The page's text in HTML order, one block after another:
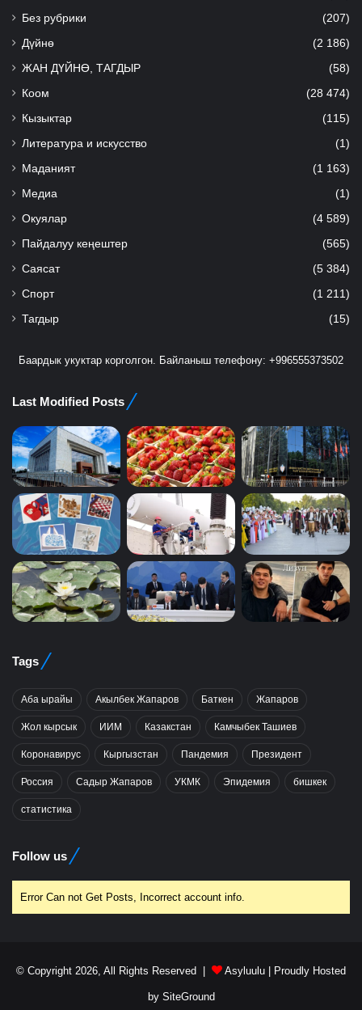
Без рубрики (207)
Дүйнө (2 186)
ЖАН ДҮЙНӨ, ТАГДЫР (58)
Коом (28 474)
Кызыктар (115)
Литература и искусство (1)
Маданият (1 163)
Медиа (1)
Окуялар (4 589)
Пайдалуу кеңештер (565)
Саясат (5 384)
Спорт (1 211)
Тагдыр (15)
Баардык укуктар корголгон. Байланыш телефону: +996555373502
Last Modified Posts
Tags
Аба ырайы Акылбек Жапаров Баткен Жапаров
Жол кырсык ИИМ Казакстан Камчыбек Ташиев
Коронавирус Кыргызстан Пандемия Президент
Россия Садыр Жапаров УКМК Эпидемия бишкек
статистика
Follow us
Error Can not Get Posts, Incorrect account info.
© Copyright 2026, All Rights Reserved | Asyluulu | Proudly Hosted
by SiteGround